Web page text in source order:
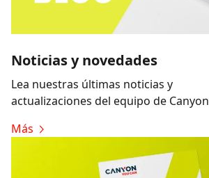
Noticias y novedades
Lea nuestras últimas noticias y
actualizaciones del equipo de Canyon
Más